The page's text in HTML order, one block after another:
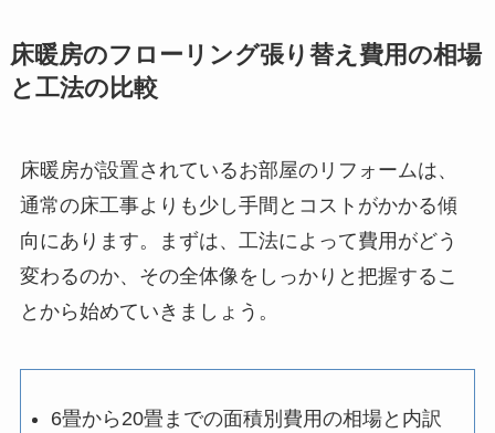
床暖房のフローリング張り替え費用の相場
と工法の比較
床暖房が設置されているお部屋のリフォームは、
通常の床工事よりも少し手間とコストがかかる傾
向にあります。まずは、工法によって費用がどう
変わるのか、その全体像をしっかりと把握するこ
とから始めていきましょう。
6畳から20畳までの面積別費用の相場と内訳